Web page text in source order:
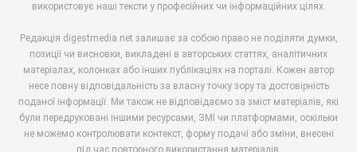
використовує наші тексти у професійних чи інформаційних цілях.
Редакція digestmedia.net залишає за собою право не поділяти думки,
позиції чи висновки, викладені в авторських статтях, аналітичних
матеріалах, колонках або інших публікаціях на порталі. Кожен автор
несе повну відповідальність за власну точку зору та достовірність
поданої інформації. Ми також не відповідаємо за зміст матеріалів, які
були передруковані іншими ресурсами, ЗМІ чи платформами, оскільки
не можемо контролювати контекст, форму подачі або зміни, внесені